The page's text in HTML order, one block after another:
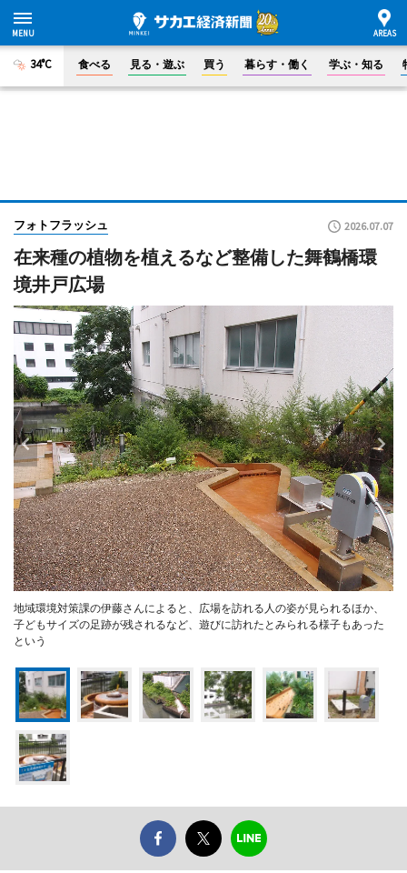
34°C 食べる 見る・遊ぶ 買う 暮らす・働く 学ぶ・知る
フォトフラッシュ 2026.07.07
在来種の植物を植えるなど整備した舞鶴橋環
境井戸広場
地域環境対策課の伊藤さんによると、広場を訪れる人の姿が見られるほか、
子どもサイズの足跡が残されるなど、遊びに訪れたとみられる様子もあった
という